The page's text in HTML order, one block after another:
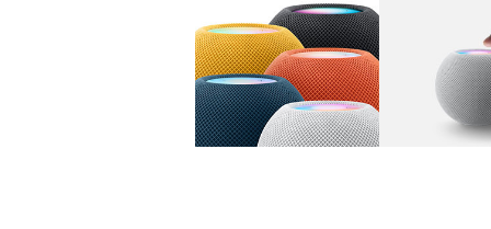
图库 图像 1